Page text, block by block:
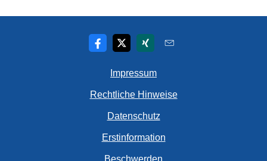
Impressum
Rechtliche Hinweise
Datenschutz
Erstinformation
Beschwerden